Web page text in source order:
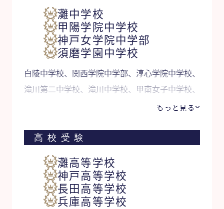
灘中学校
甲陽学院中学校
神戸女学院中学部
須磨学園中学校
白陵中学校、関西学院中学部、淳心学院中学校、
滝川第二中学校、滝川中学校、甲南女子中学校、
啓明学院中学校、甲南中学校、雲雀丘学園中学校
もっと見る
高校受験
灘高等学校
神戸高等学校
長田高等学校
兵庫高等学校